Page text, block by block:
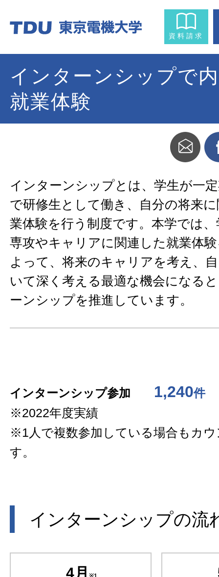
資料請求
インターンシップで
就業体験
インターンシップとは、学生が一
で研修生として働き、自分の将来
業体験を行う制度です。本学では
専攻やキャリアに関連した就業体
よって、将来のキャリアを考え、
いて深く考える最適な機会になる
ーンシップを推進しています。
インターンシップ参加 1,240件
※2022年度実績
※1人で複数参加している場合もカ
す。
インターンシップの流
4月